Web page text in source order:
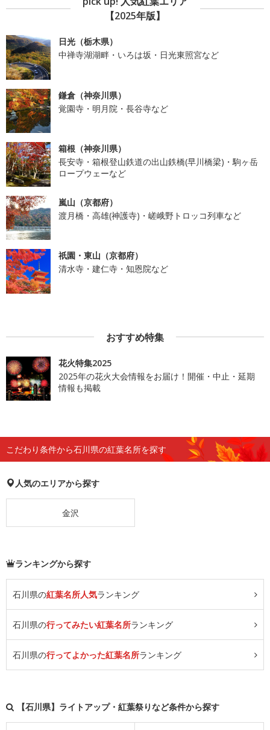
【2025年版】
日光（栃木県）
中禅寺湖湖畔・いろは坂・日光東照宮など
鎌倉（神奈川県）
覚園寺・明月院・長谷寺など
箱根（神奈川県）
長安寺・箱根登山鉄道の出山鉄橋(早川橋梁)・駒ヶ岳
ロープウェーなど
嵐山（京都府）
渡月橋・高雄(神護寺)・嵯峨野トロッコ列車など
祇園・東山（京都府）
清水寺・建仁寺・知恩院など
おすすめ特集
花火特集2025
2025年の花火大会情報をお届け！開催・中止・延期
情報も掲載
こだわり条件から石川県の紅葉名所を探す
人気のエリアから探す
金沢
ランキングから探す
石川県の紅葉名所人気ランキング
石川県の行ってみたい紅葉名所ランキング
石川県の行ってよかった紅葉名所ランキング
【石川県】ライトアップ・紅葉祭りなど条件から探す